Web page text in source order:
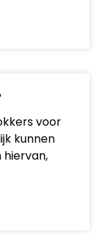
voor
kunnen
hiervan,